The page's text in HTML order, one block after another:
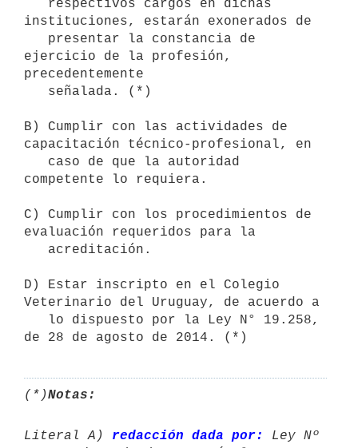
instituciones, estarán exonerados de
ejercicio de la profesión,
precedentemente
B) Cumplir con las actividades de
capacitación técnico-profesional, en
competente lo requiera.
C) Cumplir con los procedimientos de
evaluación requeridos para la
D) Estar inscripto en el Colegio
Veterinario del Uruguay, de acuerdo a
de 28 de agosto de 2014. (*)
(*)Notas:
Literal A) redacción dada por:
Ley Nº